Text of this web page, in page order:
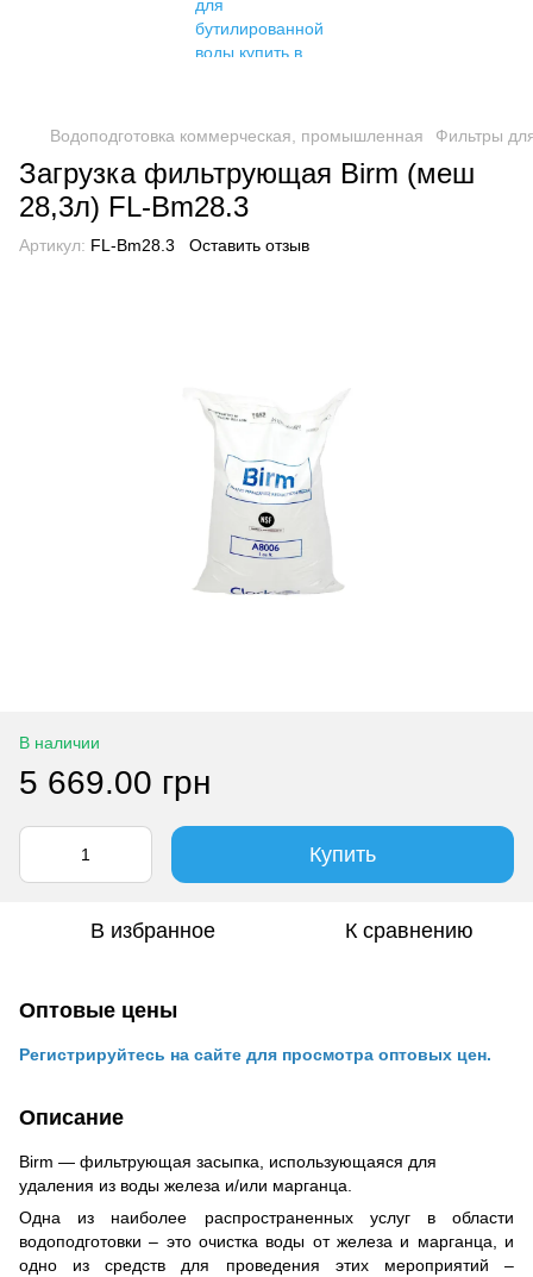
Водоподготовка коммерческая, промышленная Фильтры
Загрузка фильтрующая Birm (меш
28,3л) FL-Bm28.3
Артикул: FL-Bm28.3 Оставить отзыв
В наличии
5 669.00 грн
Купить
В избранное К сравнению
Оптовые цены
Регистрируйтесь на сайте для просмотра оптовых цен.
Описание
Birm — фильтрующая засыпка, использующаяся для
удаления из воды железа и/или марганца.
Одна из наиболее распространенных услуг в области
водоподготовки – это очистка воды от железа и марганца, и
одно из средств для проведения этих мероприятий –